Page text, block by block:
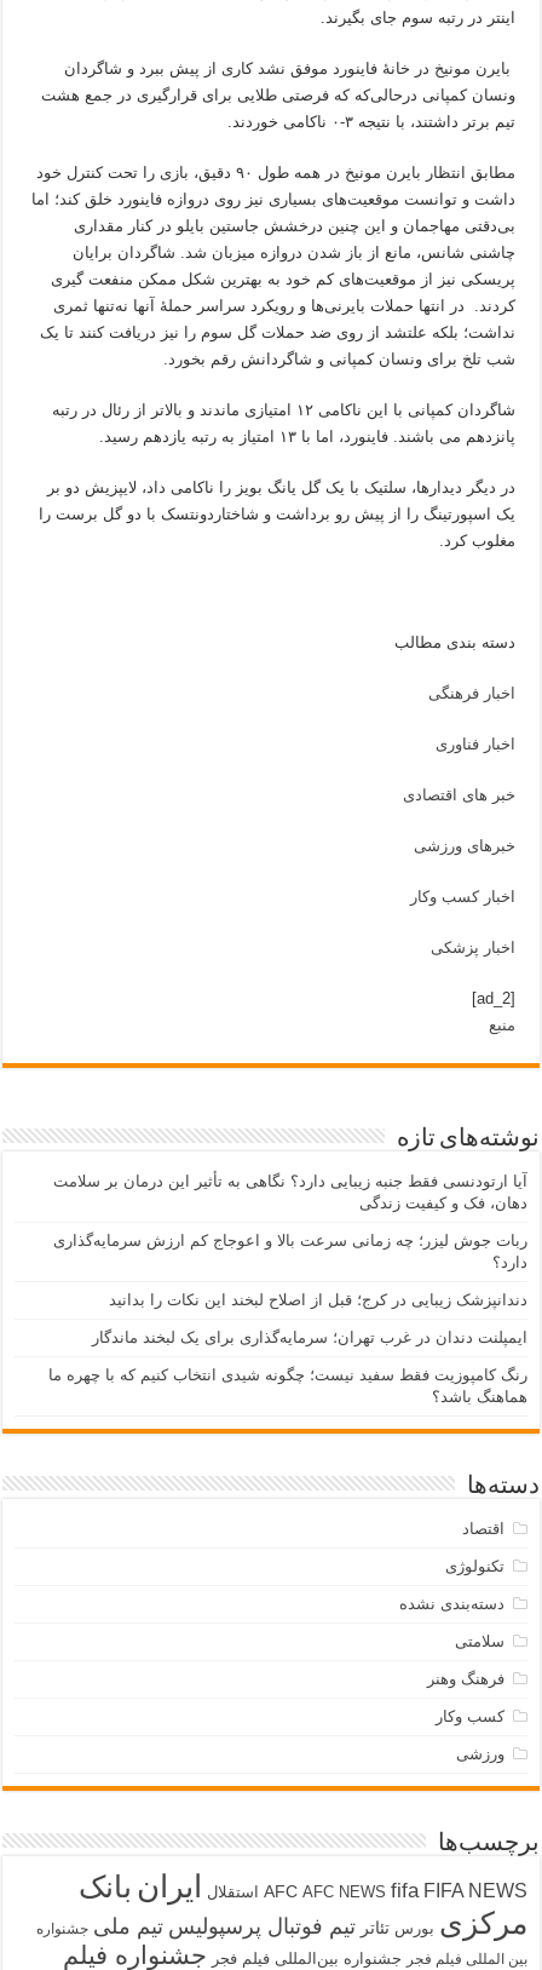
اینتر در رتبه سوم جای بگیرند.
بایرن مونیخ در خانۀ فاینورد موفق نشد کاری از پیش ببرد و شاگردان
ونسان کمپانی درحالی‌که که فرصتی طلایی برای قرارگیری در جمع هشت
تیم برتر داشتند، با نتیجه ۳-۰ ناکامی خوردند.
مطابق انتظار بایرن مونیخ در همه طول ۹۰ دقیق، بازی را تحت کنترل خود
داشت و توانست موقعیت‌های بسیاری نیز روی دروازه فاینورد خلق کند؛ اما
بی‌دقتی مهاجمان و این چنین درخشش جاستین بایلو در کنار مقداری
چاشنی شانس، مانع از باز شدن دروازه میزبان شد. شاگردان برایان
پریسکی نیز از موقعیت‌های کم خود به بهترین شکل ممکن منفعت گیری
کردند. در انتها حملات بایرنی‌ها و رویکرد سراسر حملۀ آنها نه‌تنها ثمری
نداشت؛ بلکه علتشد از روی ضد حملات گل سوم را نیز دریافت کنند تا یک
شب تلخ برای ونسان کمپانی و شاگردانش رقم بخورد.
شاگردان کمپانی با این ناکامی ۱۲ امتیازی ماندند و بالاتر از رئال در رتبه
پانزدهم می باشند. فاینورد، اما با ۱۳ امتیاز به رتبه یازدهم رسید.
در دیگر دیدارها، سلتیک با یک گل یانگ بویز را ناکامی داد، لایپزیش دو بر
یک اسپورتینگ را از پیش رو برداشت و شاختاردونتسک با دو گل برست را
مغلوب کرد.
دسته بندی مطالب
اخبار فرهنگی
اخبار فناوری
خبر های اقتصادی
خبرهای ورزشی
اخبار کسب وکار
اخبار پزشکی
[ad_2]
منبع
نوشته‌های تازه
آیا ارتودنسی فقط جنبه زیبایی دارد؟ نگاهی به تأثیر این درمان بر سلامت
دهان، فک و کیفیت زندگی
ربات جوش لیزر؛ چه زمانی سرعت بالا و اعوجاج کم ارزش سرمایه‌گذاری
دارد؟
دندانپزشک زیبایی در کرج؛ قبل از اصلاح لبخند این نکات را بدانید
ایمپلنت دندان در غرب تهران؛ سرمایه‌گذاری برای یک لبخند ماندگار
رنگ کامپوزیت فقط سفید نیست؛ چگونه شیدی انتخاب کنیم که با چهره ما
هماهنگ باشد؟
دسته‌ها
اقتصاد
تکنولوژی
دسته‌بندی نشده
سلامتی
فرهنگ وهنر
کسب وکار
ورزشی
برچسب‌ها
AFC AFC NEWS fifa FIFA NEWS استقلال ایران بانک
مرکزی بورس تئاتر تیم فوتبال پرسپولیس تیم ملی جشنواره
بین المللی فیلم فجر جشنواره بین‌المللی فیلم فجر جشنواره فیلم